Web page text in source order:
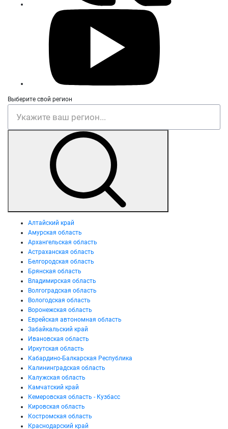
Выберите свой регион
Алтайский край
Амурская область
Архангельская область
Астраханская область
Белгородская область
Брянская область
Владимирская область
Волгоградская область
Вологодская область
Воронежская область
Еврейская автономная область
Забайкальский край
Ивановская область
Иркутская область
Кабардино-Балкарская Республика
Калининградская область
Калужская область
Камчатский край
Кемеровская область - Кузбасс
Кировская область
Костромская область
Краснодарский край